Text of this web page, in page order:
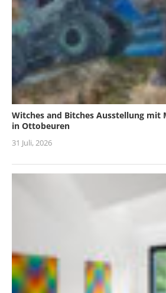
Witches and Bitches Ausstellung mit
in Ottobeuren
31 Juli, 2026